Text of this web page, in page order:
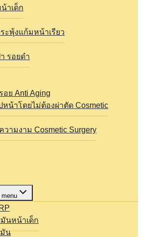
าเด็ก
ะพุ้งแก้มหน้าเรียว
รอยดำ
ย Anti Aging
หน้าโดยไม่ต้องผ่าตัด Cosmetic
ามงาม Cosmetic Surgery
menu
นหน้าเด็ก
น